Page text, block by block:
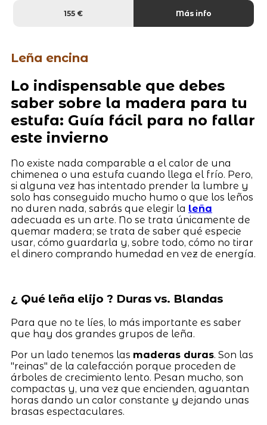
155 € Más info
Leña encina
Lo indispensable que debes
saber sobre la madera para tu
estufa: Guía fácil para no fallar
este invierno
No existe nada comparable a el calor de una
chimenea o una estufa cuando llega el frío. Pero,
si alguna vez has intentado prender la lumbre y
solo has conseguido mucho humo o que los leños
no duren nada, sabrás que elegir la leña
adecuada es un arte. No se trata únicamente de
quemar madera; se trata de saber qué especie
usar, cómo guardarla y, sobre todo, cómo no tirar
el dinero comprando humedad en vez de energía.
¿ Qué leña elijo ? Duras vs. Blandas
Para que no te líes, lo más importante es saber
que hay dos grandes grupos de leña.
Por un lado tenemos las maderas duras. Son las
"reinas" de la calefacción porque proceden de
árboles de crecimiento lento. Pesan mucho, son
compactas y, una vez que encienden, aguantan
horas dando un calor constante y dejando unas
brasas espectaculares.